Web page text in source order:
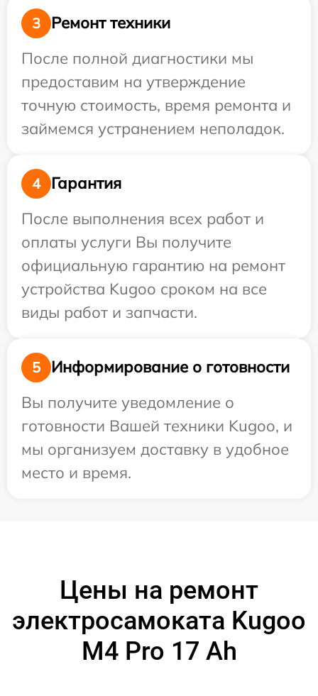
3
Ремонт техники
После полной диагностики мы
предоставим на утверждение
точную стоимость, время ремонта и
займемся устранением неполадок.
4
Гарантия
После выполнения всех работ и
оплаты услуги Вы получите
официальную гарантию на ремонт
устройства Kugoo сроком на все
виды работ и запчасти.
5
Информирование о готовности
Вы получите уведомление о
готовности Вашей техники Kugoo, и
мы организуем доставку в удобное
место и время.
Цены на ремонт
электросамоката Kugoo
M4 Pro 17 Ah